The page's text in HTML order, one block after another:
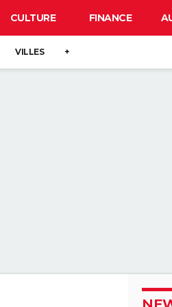
CULTURE FINANCE
VILLES +